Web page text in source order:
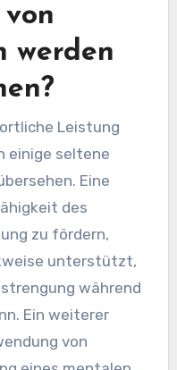
werden
Leistung
einige seltene
Eine
des
zu fördern,
unterstützt,
während
Ein weiterer
von